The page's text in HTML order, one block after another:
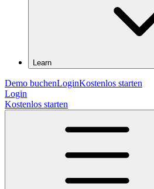
Learn
Demo buchenLoginKostenlos starten
Login
Kostenlos starten